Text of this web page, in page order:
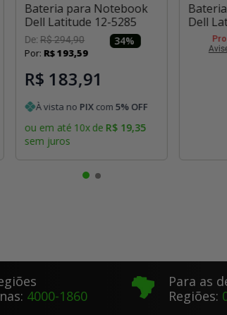
Bateria para Notebook
Dell Latitude 12-5285
De:R$294,90 34%
Por: R$193,59
R$ 183,91
À vista no PIXcom5% OFF
ou em até 10xde R$ 19,35
sem juros
Dell
4000-1860
Para as
Regiões: